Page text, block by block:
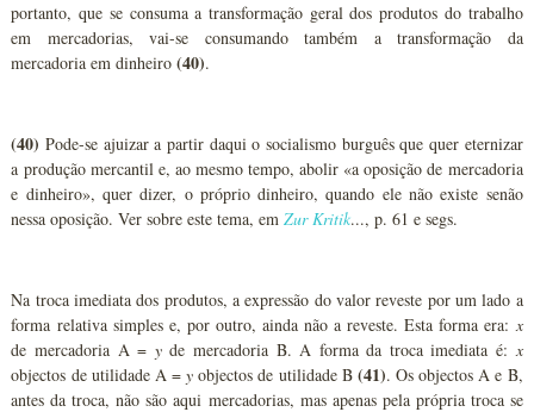
portanto, que se consuma a transformação geral dos produtos do trabalho
em mercadorias, vai-se consumando também a transformação da
mercadoria em dinheiro(40).
(40) Pode-se ajuizar a partir daqui o socialismo burguês que quer eternizar
a produção mercantil e, ao mesmo tempo, abolir «a oposição de mercadoria
e dinheiro», quer dizer, o próprio dinheiro, quando ele não existe senão
nessa oposição. Ver sobre este tema, emZur Kritik..., p. 61 e segs.
Na troca imediata dos produtos, a expressão do valor reveste por um lado a
forma relativa simples e, por outro, ainda não a reveste. Esta forma era:x
de mercadoria A = yde mercadoria B. A forma da troca imediata é:x
objectos de utilidade A =y objectos de utilidade B (41). Os objectos A e B,
antes da troca, não são aqui mercadorias, mas apenas pela própria troca se